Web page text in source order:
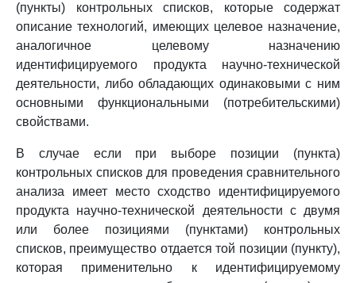
(пункты) контрольных списков, которые содержат
описание технологий, имеющих целевое назначение,
аналогичное целевому назначению
идентифицируемого продукта научно-технической
деятельности, либо обладающих одинаковыми с ним
основными функциональными (потребительскими)
свойствами.
В случае если при выборе позиции (пункта)
контрольных списков для проведения сравнительного
анализа имеет место сходство идентифицируемого
продукта научно-технической деятельности с двумя
или более позициями (пунктами) контрольных
списков, преимущество отдается той позиции (пункту),
которая применительно к идентифицируемому